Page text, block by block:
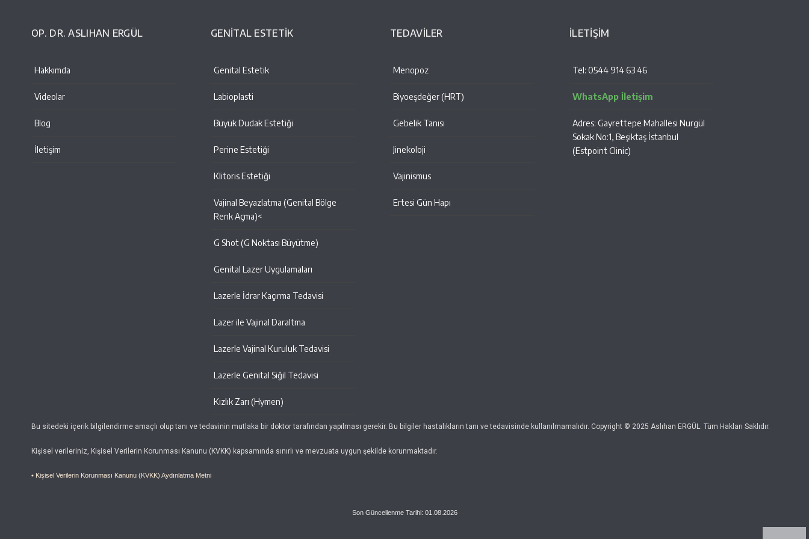
OP. DR. ASLIHAN ERGÜL
Hakkımda
Videolar
Blog
İletişim
GENİTAL ESTETİK
Genital Estetik
Labioplasti
Büyük Dudak Estetiği
Perine Estetiği
Klitoris Estetiği
Vajinal Beyazlatma (Genital Bölge
Renk Açma)<
G Shot (G Noktası Büyütme)
Genital Lazer Uygulamaları
Lazerle İdrar Kaçırma Tedavisi
Lazer ile Vajinal Daraltma
Lazerle Vajinal Kuruluk Tedavisi
Lazerle Genital Siğil Tedavisi
Kızlık Zarı (Hymen)
TEDAVİLER
Menopoz
Biyoeşdeğer (HRT)
Gebelik Tanısı
Jinekoloji
Vajinismus
Ertesi Gün Hapı
İLETİŞİM
Tel: 0544 914 63 46
WhatsApp İletişim
Adres: Gayrettepe Mahallesi Nurgül
Sokak No:1, Beşiktaş İstanbul
(Estpoint Clinic)
Bu sitedeki içerik bilgilendirme amaçlı olup tanı ve tedavinin mutlaka bir doktor tarafından yapılması gerekir. Bu bilgiler hastalıkların tanı ve tedavisinde kullanılmamalıdır. Copyright © 2025 Aslıhan ERGÜL. Tüm Hakları Saklıdır.
Kişisel verileriniz, Kişisel Verilerin Korunması Kanunu (KVKK) kapsamında sınırlı ve mevzuata uygun şekilde korunmaktadır.
• Kişisel Verilerin Korunması Kanunu (KVKK) Aydınlatma Metni
Son Güncellenme Tarihi: 01.08.2026